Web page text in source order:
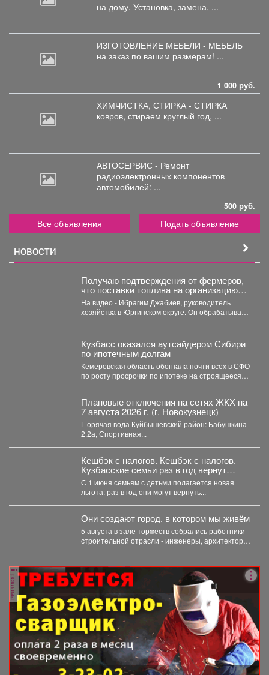
на дому. Установка, замена, ...
ИЗГОТОВЛЕНИЕ МЕБЕЛИ - МЕБЕЛЬ
на заказ по вашим размерам! ...
1 000 руб.
ХИМЧИСТКА, СТИРКА - СТИРКА
ковров, стираем круглый год, ...
АВТОСЕРВИС - Ремонт
радиоэлектронных компонентов
автомобилей: ...
500 руб.
Все объявления Подать объявление
НОВОСТИ
Получаю подтверждения от фермеров,
что поставки топлива на организацию
уборочной кампании уже начались.
На видео - Ибрагим Джабиев, руководитель
хозяйства в Юргинском округе. Он обрабатывает
Кузбасс оказался аутсайдером Сибири
по ипотечным долгам
Кемеровская область обогнала почти всех в СФО
по росту просрочки по ипотеке на строящееся
Плановые отключения на сетях ЖКХ на
7 августа 2026 г. (г. Новокузнецк)
Г орячая вода Куйбышевский район: Бабушкина
2,2а, Спортивная...
Кешбэк с налогов. Кешбэк с налогов.
Кузбасские семьи раз в год вернут
часть уплаченных денег
С 1 июня семьям с детьми полагается новая
льгота: раз в год они могут вернуть...
Они создают город, в котором мы живём
5 августа в зале торжеств собрались работники
строительной отрасли - инженеры, архитекторы,
реклама